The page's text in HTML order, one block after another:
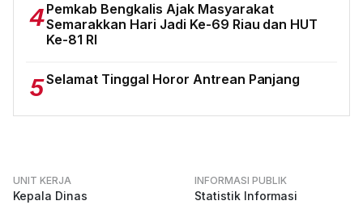
4Pemkab Bengkalis Ajak Masyarakat
Semarakkan Hari Jadi Ke-69 Riau dan HUT
Ke-81 RI
5Selamat Tinggal Horor Antrean Panjang
UNIT KERJA
Kepala Dinas
INFORMASI PUBLIK
Statistik Informasi